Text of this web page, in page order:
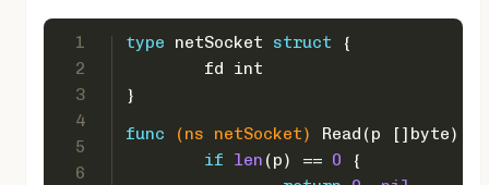
1
2
3
4
5
6
type netSocket struct {
	fd
int
}
func
(ns netSocket) Read(p [] byte) (
if
len (p) == 0 {